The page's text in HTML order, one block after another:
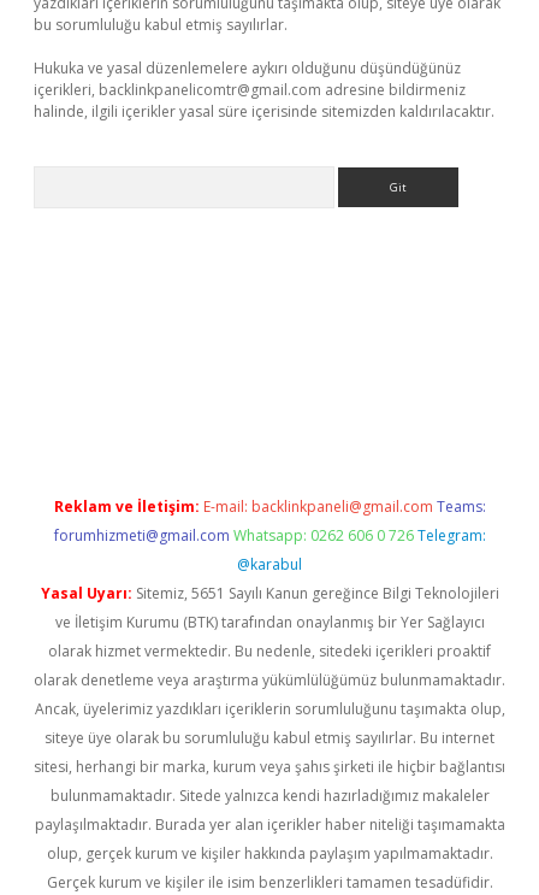
bu sorumluluğu kabul etmiş sayılırlar.
Hukuka ve yasal düzenlemelere aykırı olduğunu düşündüğünüz
içerikleri, backlinkpanelicomtr@gmail.com adresine bildirmeniz
halinde, ilgili içerikler yasal süre içerisinde sitemizden kaldırılacaktır.
Reklam ve İletişim: E-mail: backlinkpaneli@gmail.com Teams:
forumhizmeti@gmail.com Whatsapp: 0262 606 0 726 Telegram:
@karabul
Yasal Uyarı: Sitemiz, 5651 Sayılı Kanun gereğince Bilgi Teknolojileri
ve İletişim Kurumu (BTK) tarafından onaylanmış bir Yer Sağlayıcı
olarak hizmet vermektedir. Bu nedenle, sitedeki içerikleri proaktif
olarak denetleme veya araştırma yükümlülüğümüz bulunmamaktadır.
Ancak, üyelerimiz yazdıkları içeriklerin sorumluluğunu taşımakta olup,
siteye üye olarak bu sorumluluğu kabul etmiş sayılırlar. Bu internet
sitesi, herhangi bir marka, kurum veya şahıs şirketi ile hiçbir bağlantısı
bulunmamaktadır. Sitede yalnızca kendi hazırladığımız makaleler
paylaşılmaktadır. Burada yer alan içerikler haber niteliği taşımamakta
olup, gerçek kurum ve kişiler hakkında paylaşım yapılmamaktadır.
Gerçek kurum ve kişiler ile isim benzerlikleri tamamen tesadüfidir.